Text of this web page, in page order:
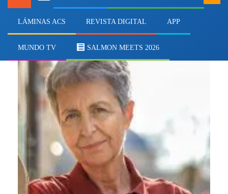
LÁMINAS ACS REVISTA DIGITAL APP
MUNDO TV SALMON MEETS 2026
Monique Eloit